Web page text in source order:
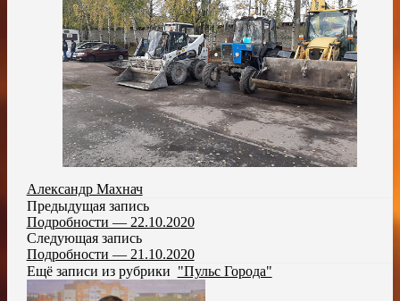
Александр Махнач
Предыдущая запись
Подробности — 22.10.2020
Следующая запись
Подробности — 21.10.2020
Ещё записи из рубрики "Пульс Города"